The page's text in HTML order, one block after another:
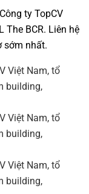
ty TopCV
The BCR. Liên hệ
sớm nhất.